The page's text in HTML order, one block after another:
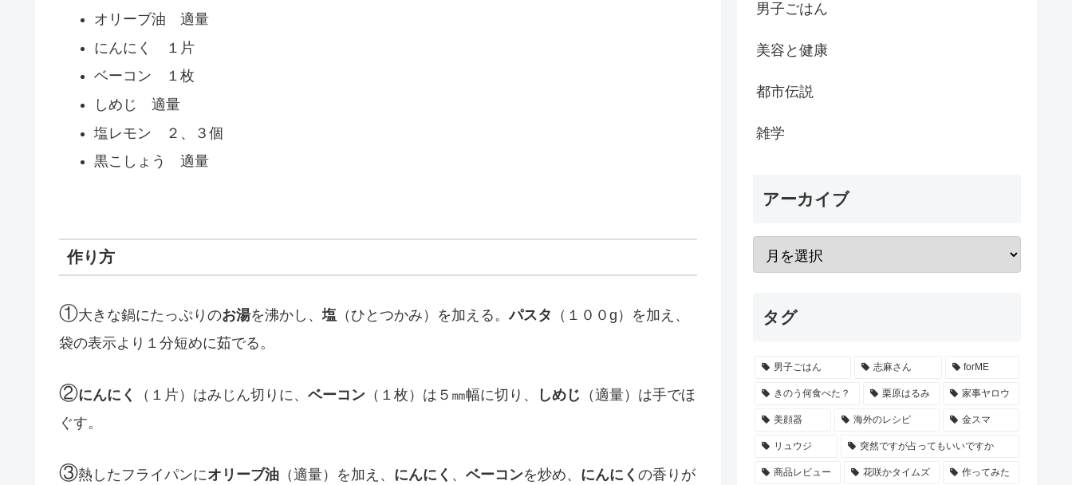
オリーブ油 適量
にんにく １片
ベーコン １枚
しめじ 適量
塩レモン ２、３個
黒こしょう 適量
作り方
①大きな鍋にたっぷりのお湯を沸かし、塩 （ひとつかみ）を加える。パスタ （１００g）を加え、
袋の表示より１分短めに茹でる。
②にんにく （１片）はみじん切りに、 ベーコン （１枚）は５㎜幅に切り、 しめじ （適量）は手でほ
ぐす。
③熱したフライパンにオリーブ油 （適量）を加え、 にんにく 、 ベーコンを炒め、 にんにく の香りが
男子ごはん
美容と健康
都市伝説
雑学
アーカイブ
タグ
男子ごはん 志麻さん forME
きのう何食べた？ 栗原はるみ 家事ヤロウ
美顔器 海外のレシピ 金スマ
リュウジ 突然ですが占ってもいいですか
商品レビュー 花咲かタイムズ 作ってみた